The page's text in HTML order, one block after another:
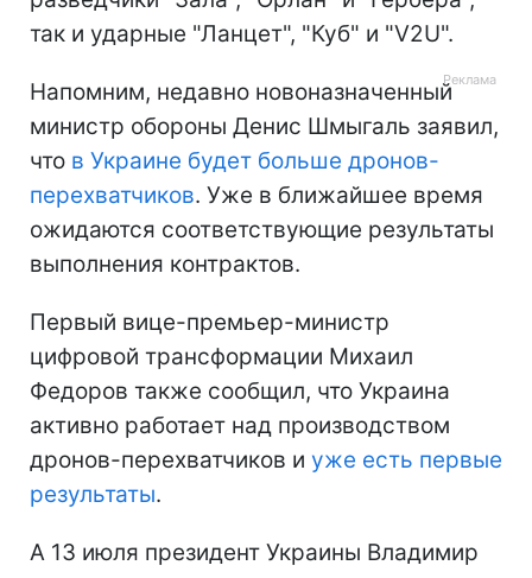
так и ударные "Ланцет", "Куб" и "V2U".
Напомним, недавно новоназначенный
министр обороны Денис Шмыгаль заявил,
что в Украине будет больше дронов-
перехватчиков. Уже в ближайшее время
ожидаются соответствующие результаты
выполнения контрактов.
Первый вице-премьер-министр
цифровой трансформации Михаил
Федоров также сообщил, что Украина
активно работает над производством
дронов-перехватчиков и уже есть первые
результаты.
А 13 июля президент Украины Владимир